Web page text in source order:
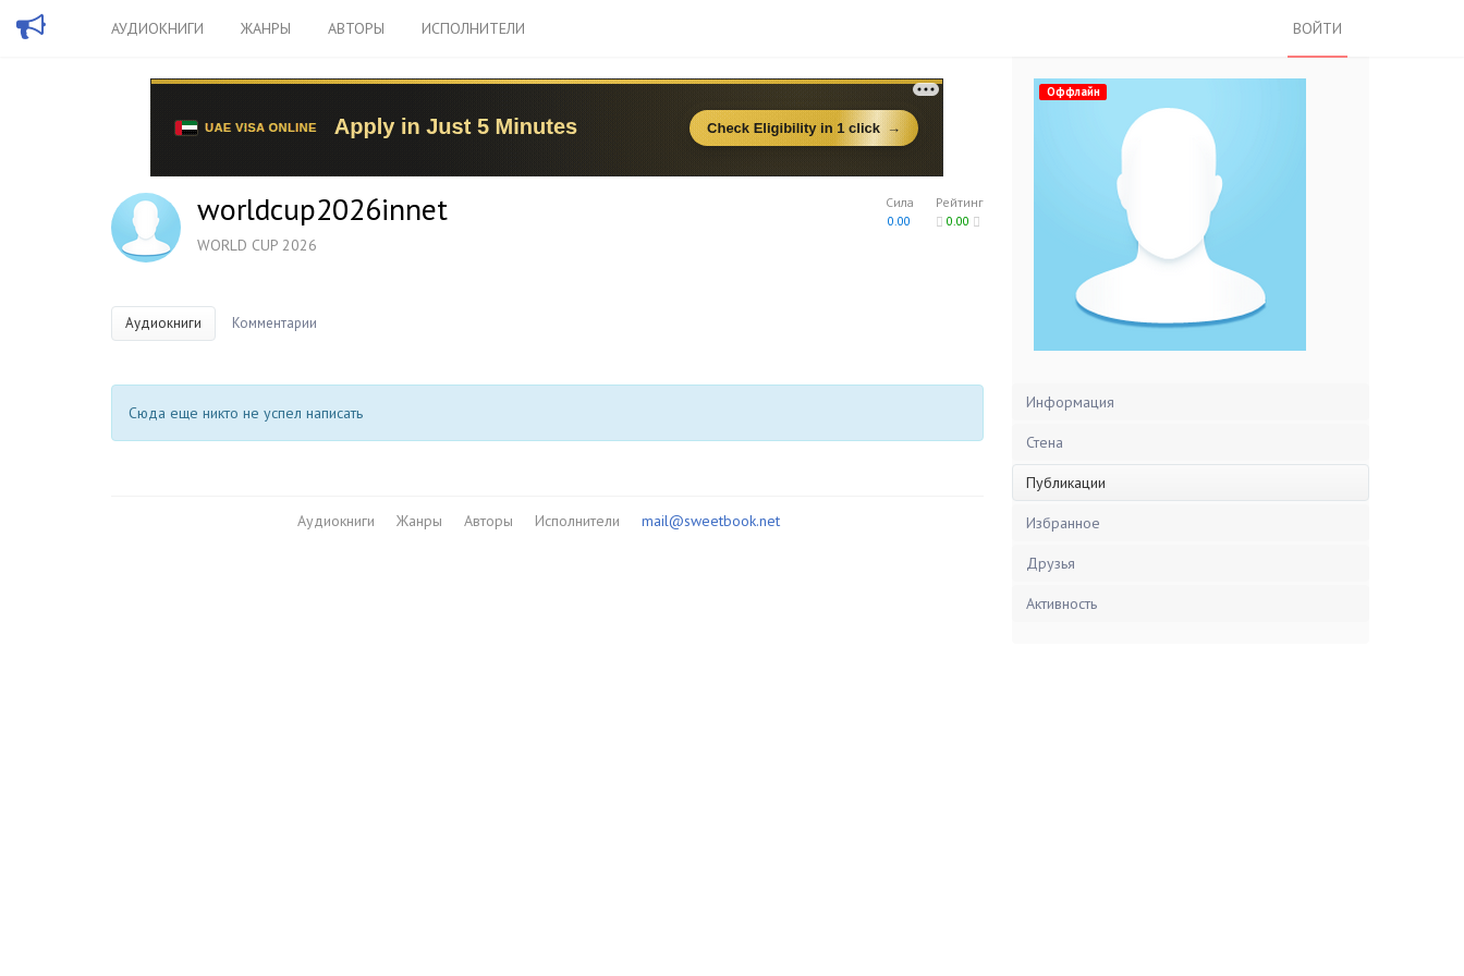
АУДИОКНИГИ ЖАНРЫ АВТОРЫ ИСПОЛНИТЕЛИ ВОЙТИ
Рейтинг
0.00
Сила
0.00
worldcup2026innet
WORLD CUP 2026
Аудиокниги Комментарии
Сюда еще никто не успел написать
Аудиокниги Жанры Авторы Исполнители mail@sweetbook.net
Оффлайн
Информация
Стена
Публикации
Избранное
Друзья
Активность